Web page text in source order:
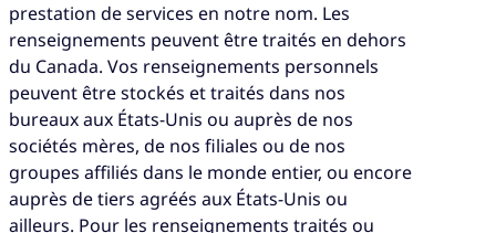
prestation de services en notre nom. Les
renseignements peuvent être traités en dehors
du Canada. Vos renseignements personnels
peuvent être stockés et traités dans nos
bureaux aux États-Unis ou auprès de nos
sociétés mères, de nos filiales ou de nos
groupes affiliés dans le monde entier, ou encore
auprès de tiers agréés aux États-Unis ou
ailleurs. Pour les renseignements traités ou